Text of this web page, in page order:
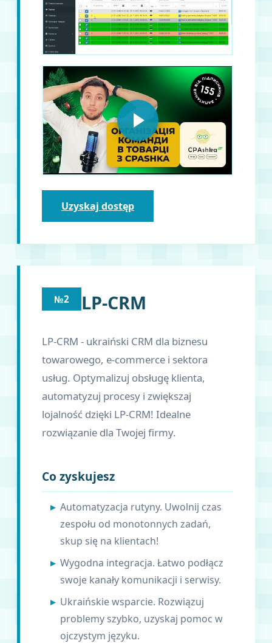
Uzyskaj dostęp
№2 LP-CRM
LP-CRM - ukraiński CRM dla biznesu
towarowego, e-commerce i sektora
usług. Optymalizuj obsługę klienta,
automatyzuj procesy i zwiększaj
lojalność dzięki LP-CRM! Idealne
rozwiązanie dla Twojej firmy.
Co zyskujesz
Automatyzacja rutyny. Uwolnij czas
zespołu od monotonnych zadań,
skup się na klientach!
Wygodna integracja. Łatwo podłącz
swoje kanały komunikacji i serwisy.
Ukraińskie wsparcie. Rozwiązuj
problemy szybko, uzyskaj pomoc w
ojczystym języku.